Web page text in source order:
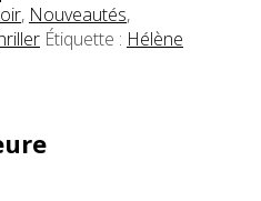
, Nouveautés,
Étiquette : Hélène